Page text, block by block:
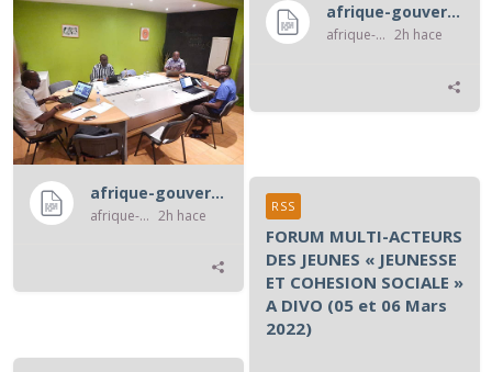
afrique-gouvernance-rss
afrique-gouvernance-rss 2h hace
afrique-gouvernance-rss
afrique-gouvernance-rss 2h hace
FORUM MULTI-ACTEURS
DES JEUNES « JEUNESSE
ET COHESION SOCIALE »
A DIVO (05 et 06 Mars
2022)
RSS